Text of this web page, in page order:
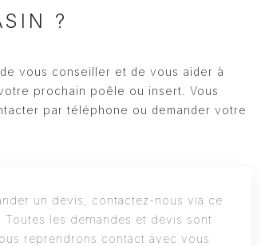
?
vous conseiller et de vous aider à
prochain poêle ou insert. Vous
par téléphone ou demander votre
un devis, contactez-nous via ce
Toutes les demandes et devis sont
reprendrons contact avec vous